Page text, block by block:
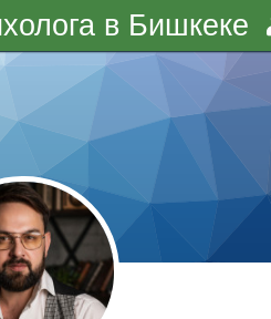
в Бишкеке